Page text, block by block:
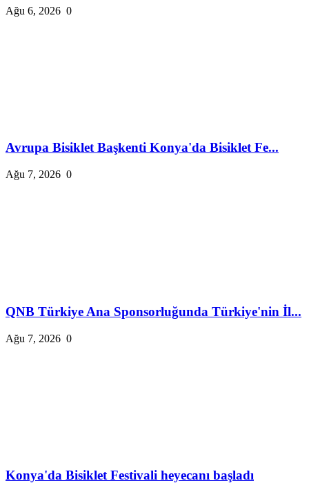
Ağu 6, 2026 0
Avrupa Bisiklet Başkenti Konya'da Bisiklet Fe...
Ağu 7, 2026 0
QNB Türkiye Ana Sponsorluğunda Türkiye'nin İl...
Ağu 7, 2026 0
Konya'da Bisiklet Festivali heyecanı başladı